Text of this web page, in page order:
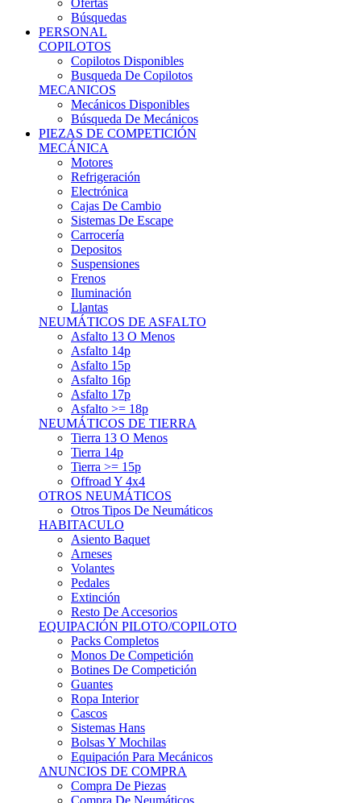
PERSONAL
COPILOTOS
Copilotos Disponibles
Busqueda De Copilotos
MECANICOS
Mecánicos Disponibles
Búsqueda De Mecánicos
PIEZAS DE COMPETICIÓN
MECÁNICA
Motores
Refrigeración
Electrónica
Cajas De Cambio
Sistemas De Escape
Carrocería
Depositos
Suspensiones
Frenos
Iluminación
Llantas
NEUMÁTICOS DE ASFALTO
Asfalto 13 O Menos
Asfalto 14p
Asfalto 15p
Asfalto 16p
Asfalto 17p
Asfalto >= 18p
NEUMÁTICOS DE TIERRA
Tierra 13 O Menos
Tierra 14p
Tierra >= 15p
Offroad Y 4x4
OTROS NEUMÁTICOS
Otros Tipos De Neumáticos
HABITACULO
Asiento Baquet
Arneses
Volantes
Pedales
Extinción
Resto De Accesorios
EQUIPACIÓN PILOTO/COPILOTO
Packs Completos
Monos De Competición
Botines De Competición
Guantes
Ropa Interior
Cascos
Sistemas Hans
Bolsas Y Mochilas
Equipación Para Mecánicos
ANUNCIOS DE COMPRA
Compra De Piezas
Compra De Neumáticos
Compra De Accesorios De Habitáculo